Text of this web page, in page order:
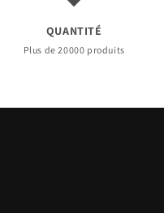
QUANTITÉ
Plus de 20000 produits